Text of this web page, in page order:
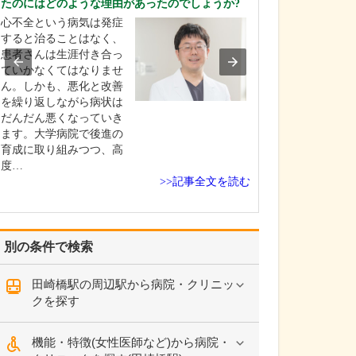
別の条件で検索
田崎橋駅の周辺駅から病院・クリニッ
クを探す
機能・特徴(女性医師など)から病院・
たのにはどのような理由があったのでしょうか?
心不全という病気は発症
すると治ることはなく、
患者さんは生涯付き合っ
ていかなくてはなりませ
ん。しかも、悪化と改善
を繰り返しながら病状は
だんだん悪くなっていき
ます。大学病院で後進の
育成に取り組みつつ、高
度…
>>記事全文を読む